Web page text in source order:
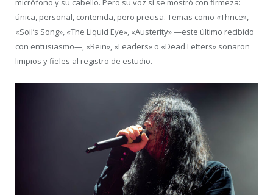
micrófono y su cabello. Pero su voz sí se mostró con firmeza:
única, personal, contenida, pero precisa. Temas como «Thrice»,
«Soil’s Song», «The Liquid Eye», «Austerity» —este último recibido
con entusiasmo—, «Rein», «Leaders» o «Dead Letters» sonaron
limpios y fieles al registro de estudio.